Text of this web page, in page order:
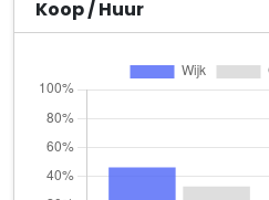
D. van der Horst
Elegance International
Fluca B.V.
Koop / Huur